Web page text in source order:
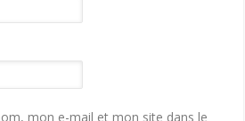
mon e-mail et mon site dans le